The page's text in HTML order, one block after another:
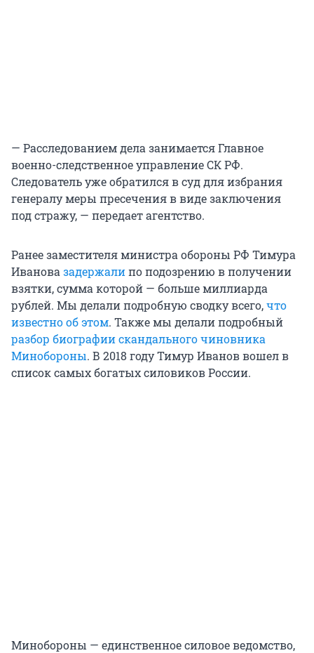
— Расследованием дела занимается Главное
военно-следственное управление СК РФ.
Следователь уже обратился в суд для избрания
генералу меры пресечения в виде заключения
под стражу, — передает агентство.
Ранее заместителя министра обороны РФ Тимура
Иванова задержалипо подозрению в получении
взятки, сумма которой — больше миллиарда
рублей. Мы делали подробную сводку всего,что
известно об этом. Также мы делали подробный
разбор биографии скандального чиновника
Минобороны. В 2018 году Тимур Иванов вошел в
список самых богатых силовиков России.
Минобороны — единственное силовое ведомство,